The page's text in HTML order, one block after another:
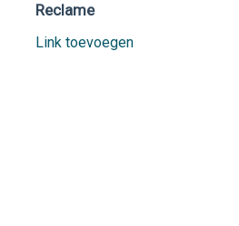
Reclame
Link toevoegen